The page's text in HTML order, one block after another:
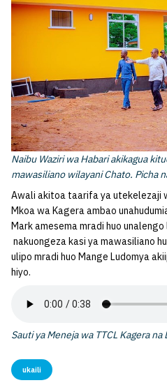
Naibu Waziri wa Habari akikagua
mawasiliano wilayani Chato. Picha
Awali akitoa taarifa ya utekelezaji
Mkoa wa Kagera ambao
Mark amesema mradi huo unalengo
nakuongeza kasi ya mawasiliano
ulipo mradi huo Mange Ludomya
hiyo.
Sauti ya Meneja wa TTCL Kagera na
ukaili